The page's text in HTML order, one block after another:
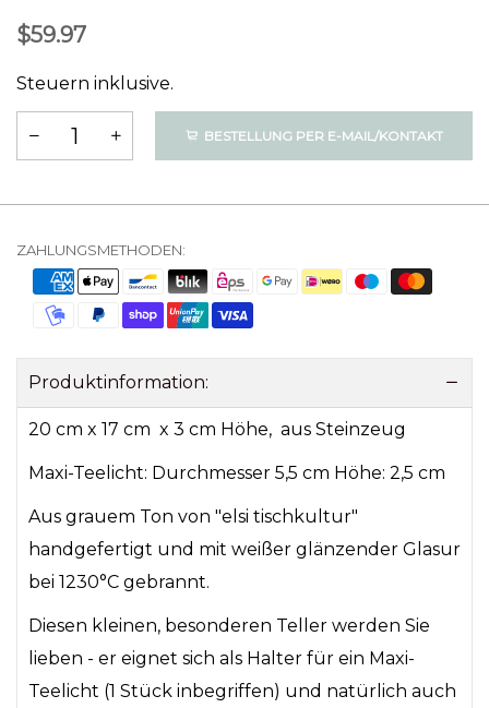
$59.97
Steuern inklusive.
BESTELLUNG PER E-MAIL/KONTAKT
ZAHLUNGSMETHODEN:
Produktinformation:
20 cm x 17 cm x 3 cm Höhe, aus Steinzeug
Maxi-Teelicht: Durchmesser 5,5 cm Höhe: 2,5 cm
Aus grauem Ton von "elsi tischkultur"
handgefertigt und mit weißer glänzender Glasur
bei 1230°C gebrannt.
Diesen kleinen, besonderen Teller werden Sie
lieben - er eignet sich als Halter für ein Maxi-
Teelicht (1 Stück inbegriffen) und natürlich auch